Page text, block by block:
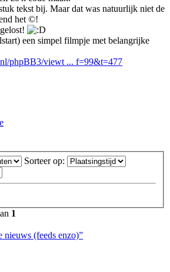
tekst bij. Maar dat was natuurlijk niet de
het ©!
een simpel filmpje met belangrijke
phpBB3/viewt ... f=99&t=477
Sorteer op:
1
nieuws (feeds enzo)”